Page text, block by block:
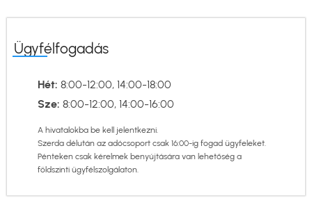
Ügyfélfogadás
Hét: 8:00-12:00, 14:00-18:00
Sze: 8:00-12:00, 14:00-16:00
A hivatalokba be kell jelentkezni.
Szerda délután az adócsoport csak 16:00-ig fogad ügyfeleket.
Pénteken csak kérelmek benyújtására van lehetőség a
földszinti ügyfélszolgálaton.